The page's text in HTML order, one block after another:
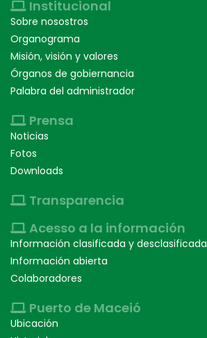
Institucional
Sobre nosostros
Organograma
Misión, visión y valores
Órganos de gobiernancia
Palabra del administrador
Prensa
Noticias
Fotos
Downloads
Transparencia
Acesso a la información
Información clasificada y desclasificada
Información abierta
Colaboradores
Puerto de Maceió
Ubicación